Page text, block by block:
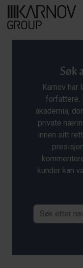
Søk
Karnov
forfattere.
akademia,
private
innen sitt
kunder kan